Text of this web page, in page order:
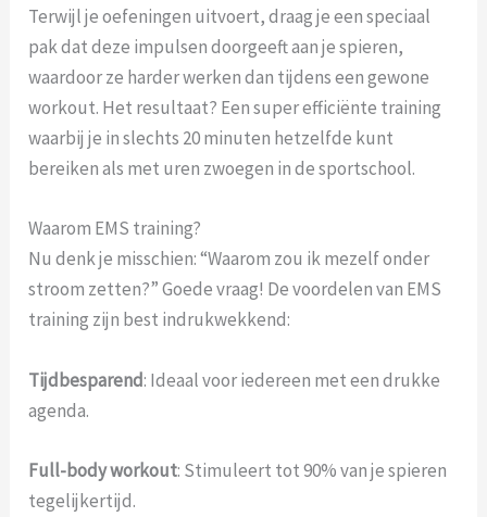
Terwijl je oefeningen uitvoert, draag je een speciaal
pak dat deze impulsen doorgeeft aan je spieren,
waardoor ze harder werken dan tijdens een gewone
workout. Het resultaat? Een super efficiënte training
waarbij je in slechts 20 minuten hetzelfde kunt
bereiken als met uren zwoegen in de sportschool.
Waarom EMS training?
Nu denk je misschien: “Waarom zou ik mezelf onder
stroom zetten?” Goede vraag! De voordelen van EMS
training zijn best indrukwekkend:
Tijdbesparend: Ideaal voor iedereen met een drukke
agenda.
Full-body workout: Stimuleert tot 90% van je spieren
tegelijkertijd.